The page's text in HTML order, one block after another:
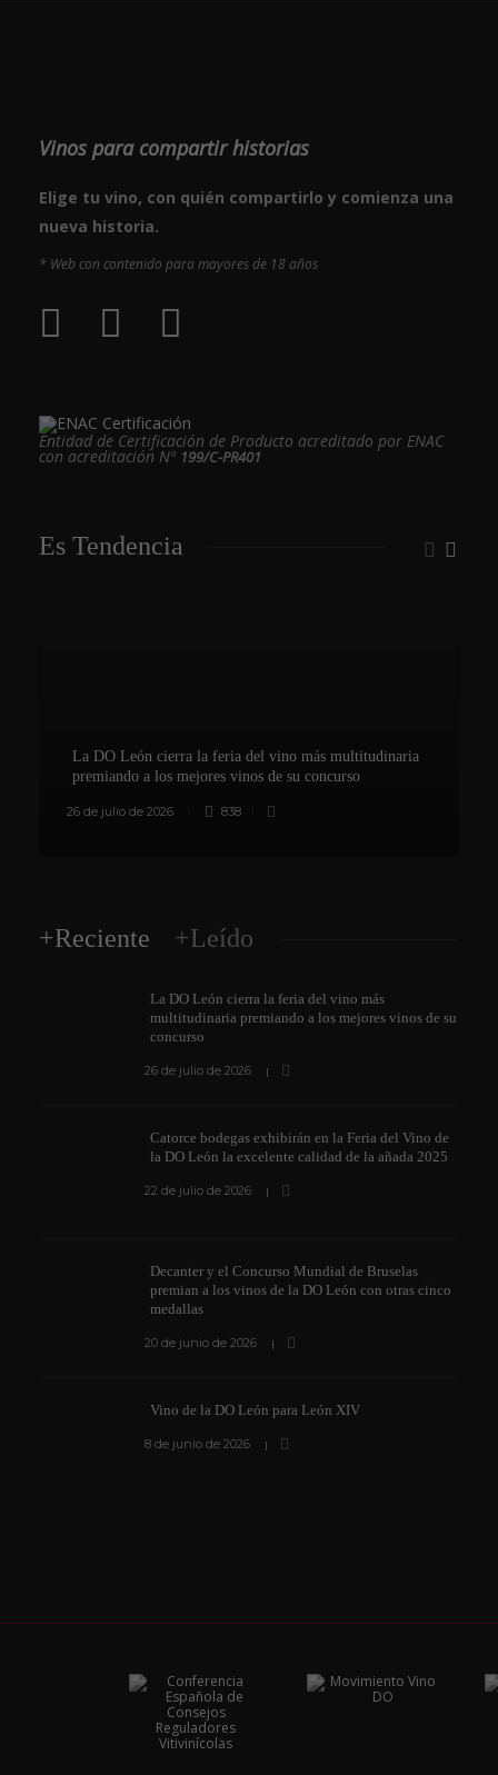
Vinos para compartir historias
Elige tu vino, con quién compartirlo y comienza una
nueva historia.
* Web con contenido para mayores de 18 años
Entidad de Certificación de Producto acreditado por ENAC
con acreditación Nº 199/C-PR401
Es Tendencia
La DO León cierra la feria del vino más multitudinaria
premiando a los mejores vinos de su concurso
26 de julio de 2026 838
+Reciente +Leído
La DO León cierra la feria del vino más
multitudinaria premiando a los mejores vinos de su
concurso
26 de julio de 2026
Catorce bodegas exhibirán en la Feria del Vino de
la DO León la excelente calidad de la añada 2025
22 de julio de 2026
Decanter y el Concurso Mundial de Bruselas
premian a los vinos de la DO León con otras cinco
medallas
20 de junio de 2026
Vino de la DO León para León XIV
8 de junio de 2026